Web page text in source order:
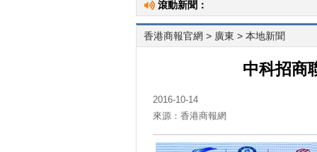
滾動新聞：
香港商報官網 > 廣東 > 本地新聞
中科招商
2016-10-14
來源：香港商報網